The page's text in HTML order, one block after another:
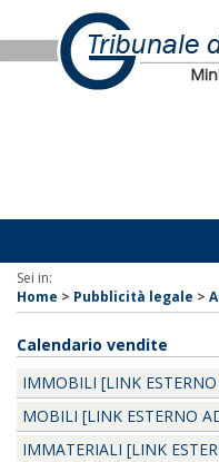
Sei in:
Home > Pubblicità legale >
Calendario vendite
IMMOBILI [LINK
MOBILI [LINK ESTERNO
IMMATERIALI [LINK